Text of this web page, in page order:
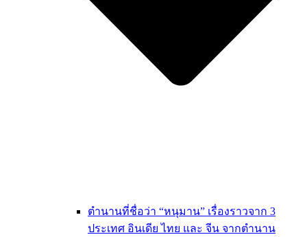
ตำนานที่ชื่อว่า “หนุมาน” เรื่องราวจาก 3
ประเทศ อินเดีย ไทย และ จีน จากตำนาน